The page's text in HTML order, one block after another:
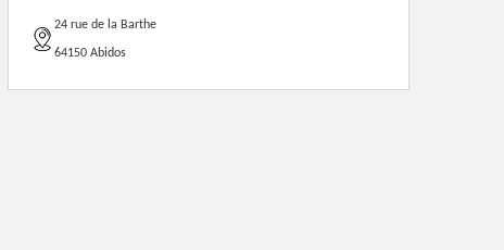
24 rue de la Barthe
64150 Abidos